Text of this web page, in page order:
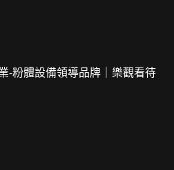
-粉體設備領導品牌｜樂觀看待